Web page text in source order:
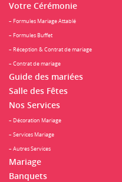
Votre Cérémonie
– Formules Mariage Attablé
– Formules Buffet
– Réception & Contrat de mariage
– Contrat de mariage
Guide des mariées
Salle des Fêtes
Nos Services
– Décoration Mariage
– Services Mariage
– Autres Services
Mariage
Banquets